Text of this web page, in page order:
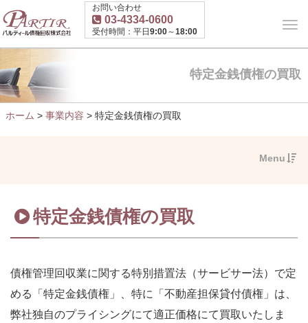
お問い合わせ
03-4334-0600
受付時間：平日9:00～18:00
特定金銭債権の買取
ホーム > 事業内容 > 特定金銭債権の買取
Menu
特定金銭債権の買取
債権管理回収業に関する特別措置法（サービサー法）で定
める「特定金銭債権」、特に「不動産担保貸付債権」は、
弊社独自のプライシングにて適正価格にて買取いたしま